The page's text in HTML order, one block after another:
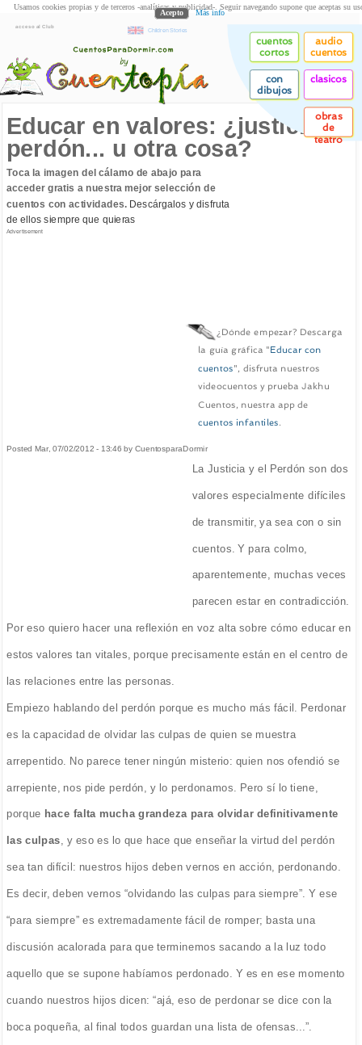
acceso al Club
Children Stories
cuentos
cortos
audio
cuentos
con
dibujos
clasicos
obras
de
teatro
Educar en valores: ¿justicia,
perdón... u otra cosa?
Toca la imagen del cálamo de abajo para
acceder gratis a nuestra mejor selección de
cuentos con actividades.Descárgalos y disfruta
de ellos siempre que quieras
Advertisement
¿Dónde empezar? Descarga
la guía gráfica "Educar con
cuentos", disfruta nuestros
videocuentos y prueba Jakhu
Cuentos, nuestra app de
cuentos infantiles.
Posted Mar, 07/02/2012 - 13:46 by CuentosparaDormir
La Justicia y el Perdón son dos
valores especialmente difíciles
de transmitir, ya sea con o sin
cuentos. Y para colmo,
aparentemente, muchas veces
parecen estar en contradicción.
Por eso quiero hacer una reflexión en voz alta sobre cómo educar en
estos valores tan vitales, porque precisamente están en el centro de
las relaciones entre las personas.
Empiezo hablando del perdón porque es mucho más fácil. Perdonar
es la capacidad de olvidar las culpas de quien se muestra
arrepentido. No parece tener ningún misterio: quien nos ofendió se
arrepiente, nos pide perdón, y lo perdonamos. Pero sí lo tiene,
porque hace falta mucha grandeza para olvidar definitivamente
las culpas, y eso es lo que hace que enseñar la virtud del perdón
sea tan difícil: nuestros hijos deben vernos en acción, perdonando.
Es decir, deben vernos “olvidando las culpas para siempre”. Y ese
“para siempre” es extremadamente fácil de romper; basta una
discusión acalorada para que terminemos sacando a la luz todo
aquello que se supone habíamos perdonado. Y es en ese momento
cuando nuestros hijos dicen: “ajá, eso de perdonar se dice con la
boca poqueña, al final todos guardan una lista de ofensas...”.
Usamos cookies propias y de terceros -analíticas y publicidad-. Seguir navegando supone que aceptas su
Acepto Más info